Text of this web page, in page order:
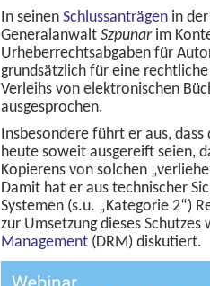
In seinen Schlussanträgen in
Generalanwalt Szpunarim
Urheberrechtsabgaben für
grundsätzlich für eine
Verleihs von elektronischen
ausgesprochen.
Insbesondere führt er aus,
heute soweit ausgereift seien,
Kopierens von solchen
Damit hat er aus technischer
Systemen (s.u. „Kategorie 2“)
zur Umsetzung dieses
Management (DRM) diskutiert.